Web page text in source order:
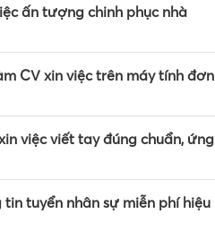
ấn tượng chinh phục nhà
CV xin việc trên máy tính đơn
việc viết tay đúng chuẩn, ứng
tin tuyển nhân sự miễn phí hiệu